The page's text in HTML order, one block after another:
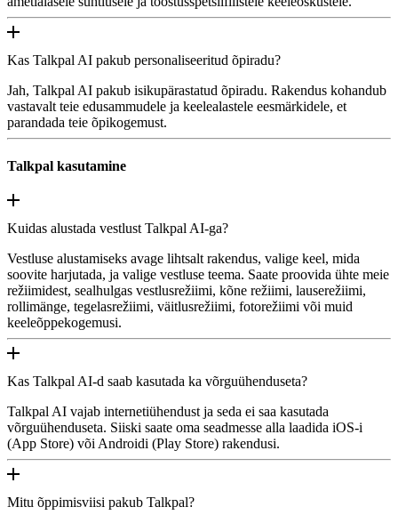
Kas Talkpal AI pakub personaliseeritud õpiradu?
Jah, Talkpal AI pakub isikupärastatud õpiradu. Rakendus kohandub
vastavalt teie edusammudele ja keelealastele eesmärkidele, et
parandada teie õpikogemust.
Talkpal kasutamine
Kuidas alustada vestlust Talkpal AI-ga?
Vestluse alustamiseks avage lihtsalt rakendus, valige keel, mida
soovite harjutada, ja valige vestluse teema. Saate proovida ühte meie
režiimidest, sealhulgas vestlusrežiimi, kõne režiimi, lauserežiimi,
rollimänge, tegelasrežiimi, väitlusrežiimi, fotorežiimi või muid
keeleõppekogemusi.
Kas Talkpal AI-d saab kasutada ka võrguühenduseta?
Talkpal AI vajab internetiühendust ja seda ei saa kasutada
võrguühenduseta. Siiski saate oma seadmesse alla laadida iOS-i
(App Store) või Androidi (Play Store) rakendusi.
Mitu õppimisviisi pakub Talkpal?